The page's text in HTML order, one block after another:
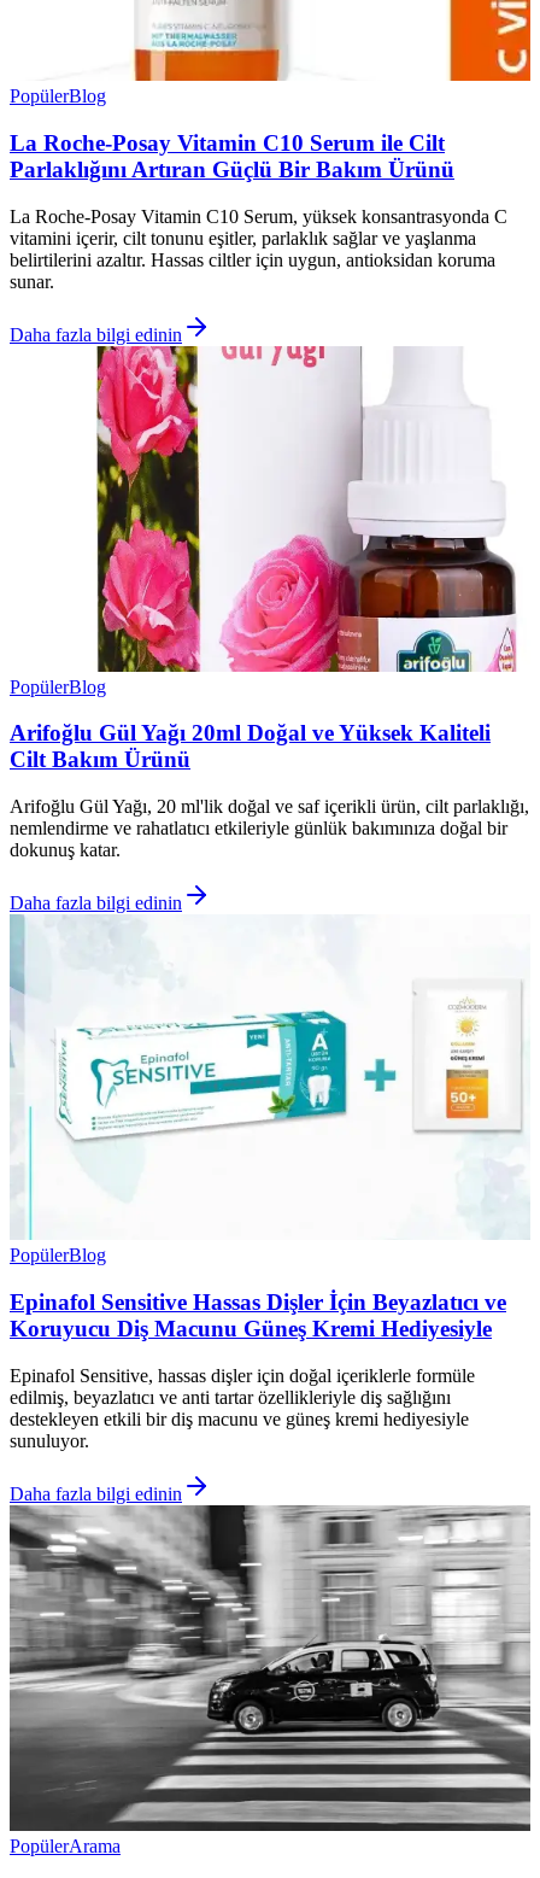
PopülerBlog
La Roche-Posay Vitamin C10 Serum ile Cilt
Parlaklığını Artıran Güçlü Bir Bakım Ürünü
La Roche-Posay Vitamin C10 Serum, yüksek konsantrasyonda C
vitamini içerir, cilt tonunu eşitler, parlaklık sağlar ve yaşlanma
belirtilerini azaltır. Hassas ciltler için uygun, antioksidan koruma
sunar.
Daha fazla bilgi edinin
PopülerBlog
Arifoğlu Gül Yağı 20ml Doğal ve Yüksek Kaliteli
Cilt Bakım Ürünü
Arifoğlu Gül Yağı, 20 ml'lik doğal ve saf içerikli ürün, cilt parlaklığı,
nemlendirme ve rahatlatıcı etkileriyle günlük bakımınıza doğal bir
dokunuş katar.
Daha fazla bilgi edinin
PopülerBlog
Epinafol Sensitive Hassas Dişler İçin Beyazlatıcı ve
Koruyucu Diş Macunu Güneş Kremi Hediyesiyle
Epinafol Sensitive, hassas dişler için doğal içeriklerle formüle
edilmiş, beyazlatıcı ve anti tartar özellikleriyle diş sağlığını
destekleyen etkili bir diş macunu ve güneş kremi hediyesiyle
sunuluyor.
Daha fazla bilgi edinin
PopülerArama